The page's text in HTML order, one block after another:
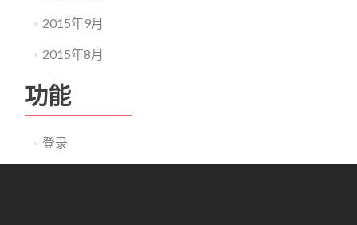
2015年9月
2015年8月
功能
登录